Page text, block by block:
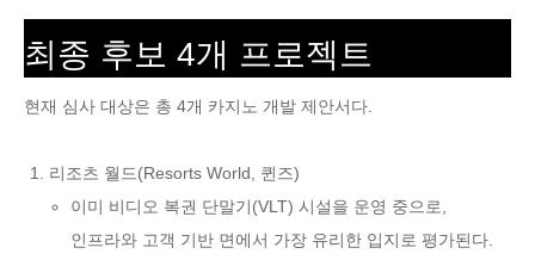
최종 후보 4개 프로젝트
현재 심사 대상은 총 4개 카지노 개발 제안서다.
리조츠 월드(Resorts World, 퀸즈)
이미 비디오 복권 단말기(VLT) 시설을 운영 중으로,
인프라와 고객 기반 면에서 가장 유리한 입지로 평가된다.